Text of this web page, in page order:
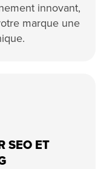
innovant,
marque une
SEO ET